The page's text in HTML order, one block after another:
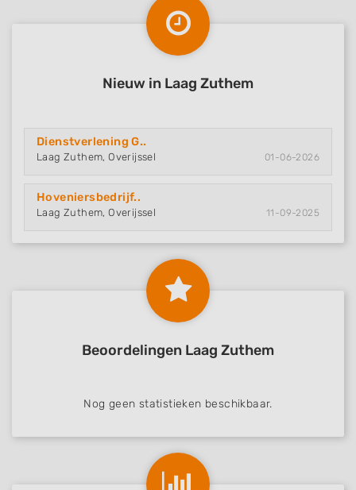
Nieuw in Laag Zuthem
Dienstverlening G..
Laag Zuthem, Overijssel 01-06-2026
Hoveniersbedrijf..
Laag Zuthem, Overijssel 11-09-2025
Beoordelingen Laag Zuthem
Nog geen statistieken beschikbaar.